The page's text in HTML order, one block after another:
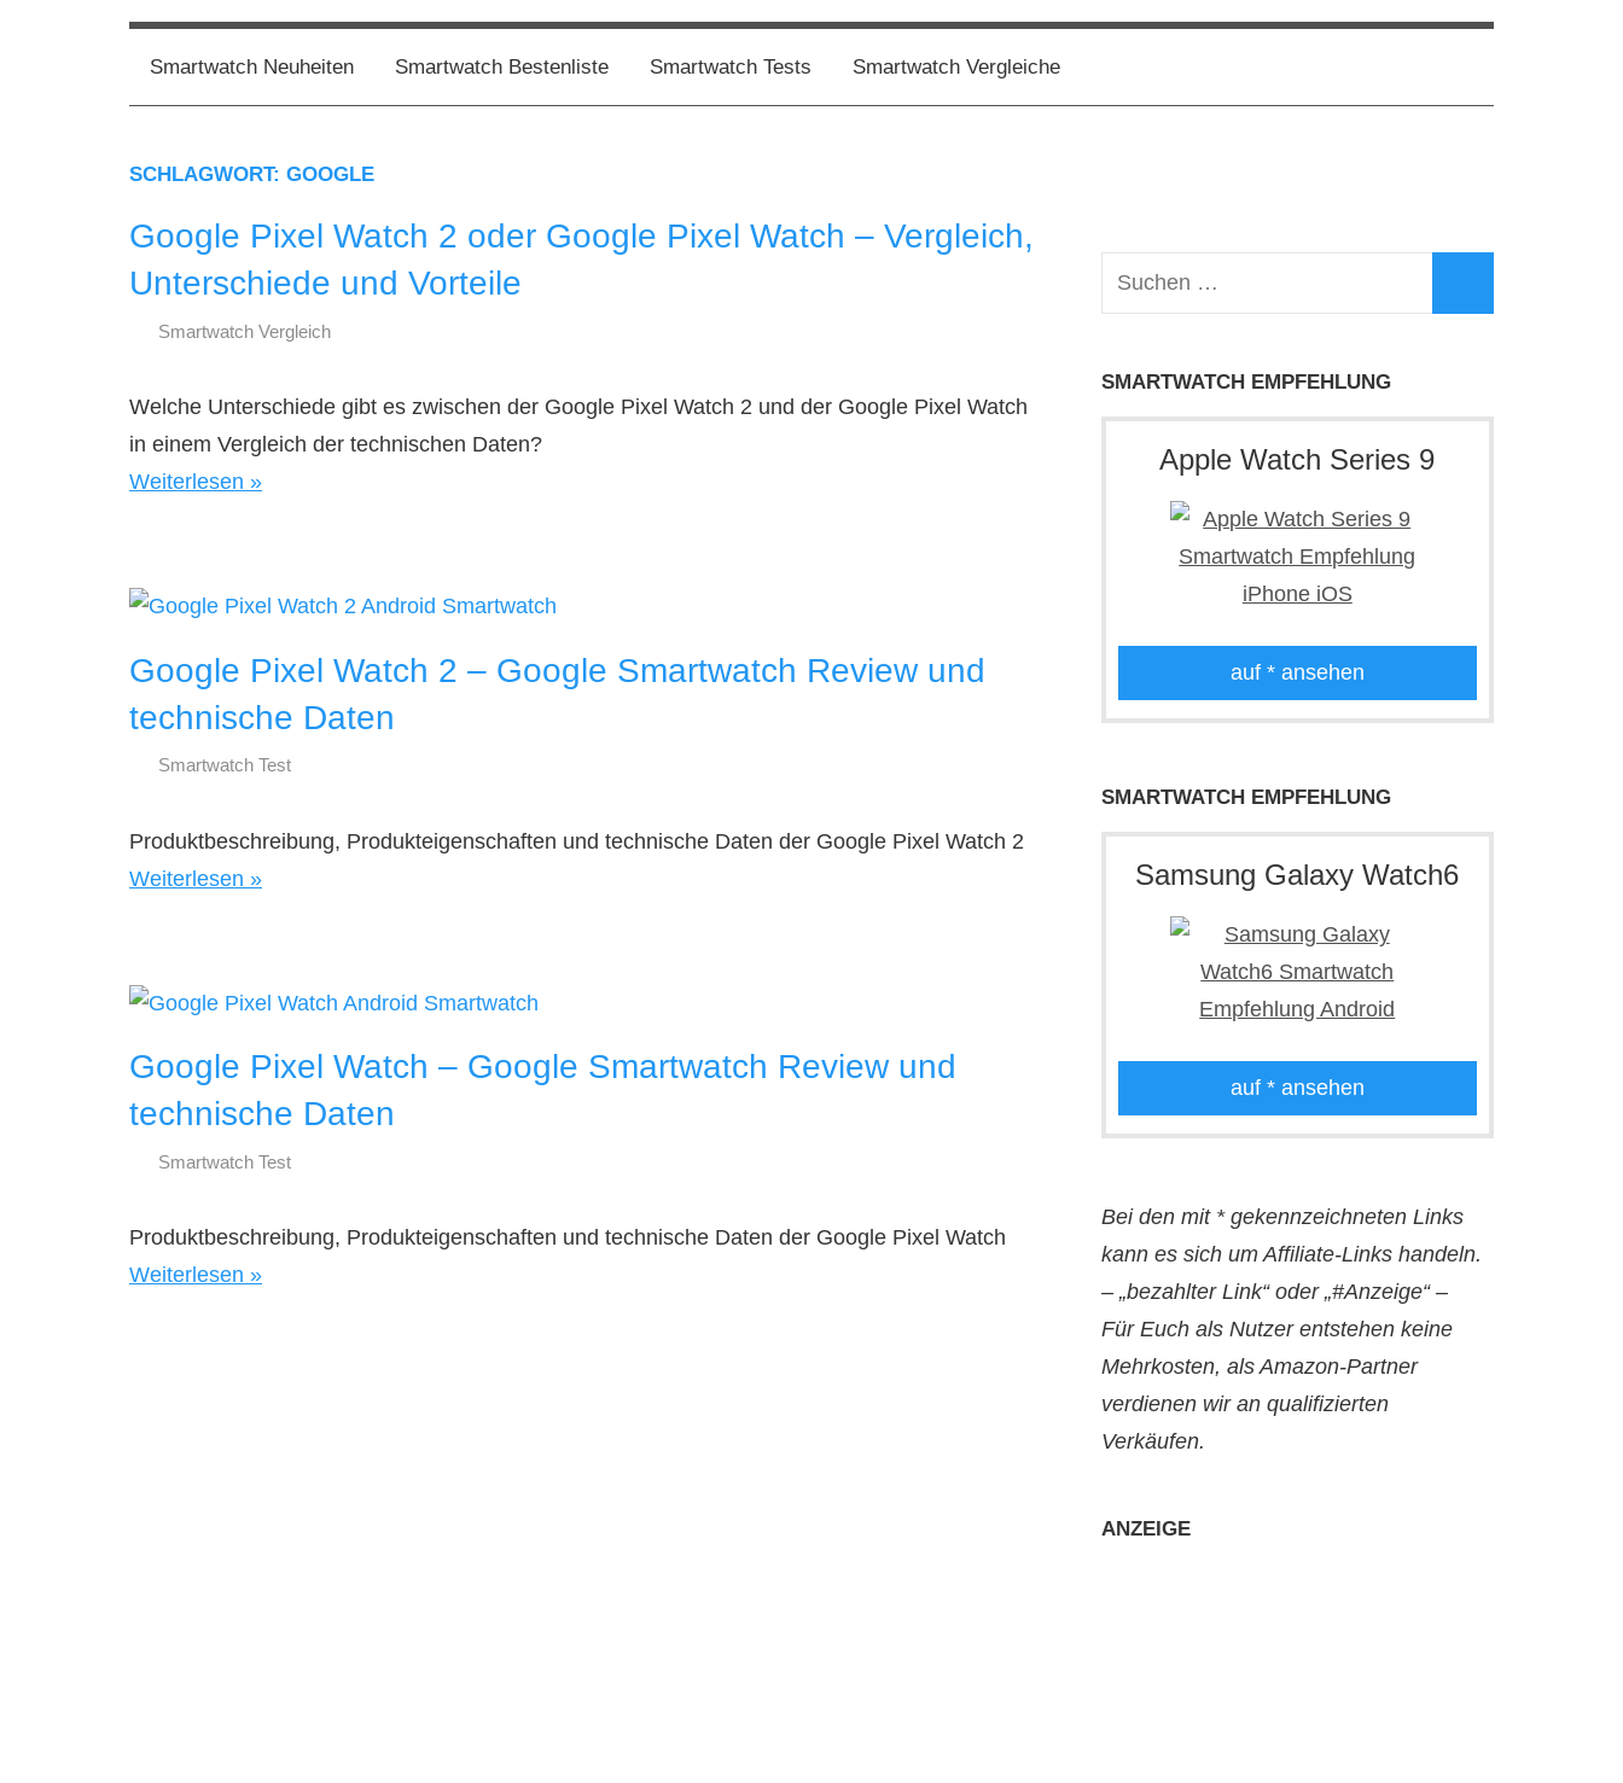
smartestwatch.de
Smartwatch
Test,Smartwatch Neuheiten Smartwatch Bestenliste Smartwatch Tests Smartwatch Vergleiche
SCHLAGWORT: GOOGLE
Google Pixel Watch 2 oder Google Pixel Watch – Vergleich,
Unterschiede und Vorteile
November
Smartwatch Vergleich
Welche Unterschiede gibt es zwischen der Google Pixel Watch 2 und der Google Pixel Watch
in einem Vergleich der technischen Daten?
Weiterlesen
Google Pixel Watch 2 – Google Smartwatch Review und
technische Daten
Smartwatch Test
Produktbeschreibung, Produkteigenschaften und technische Daten der Google Pixel Watch 2
Weiterlesen
Google Pixel Watch – Google Smartwatch Review und
technische Daten
Oktober
Smartwatch Test
Produktbeschreibung, Produkteigenschaften und technische Daten der Google Pixel Watch
Weiterlesen
Suchen
nach:
SMARTWATCH EMPFEHLUNG
Apple Watch Series 9
auf * ansehen
SMARTWATCH EMPFEHLUNG
Samsung Galaxy Watch6
auf * ansehen
Bei den mit * gekennzeichneten Links
kann es sich um Affiliate-Links handeln.
– „bezahlter Link“ oder „#Anzeige“ –
Für Euch als Nutzer entstehen keine
Mehrkosten, als Amazon-Partner
verdienen wir an qualifizierten
Verkäufen.
ANZEIGE